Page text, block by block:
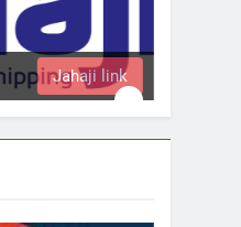
Jahaji link